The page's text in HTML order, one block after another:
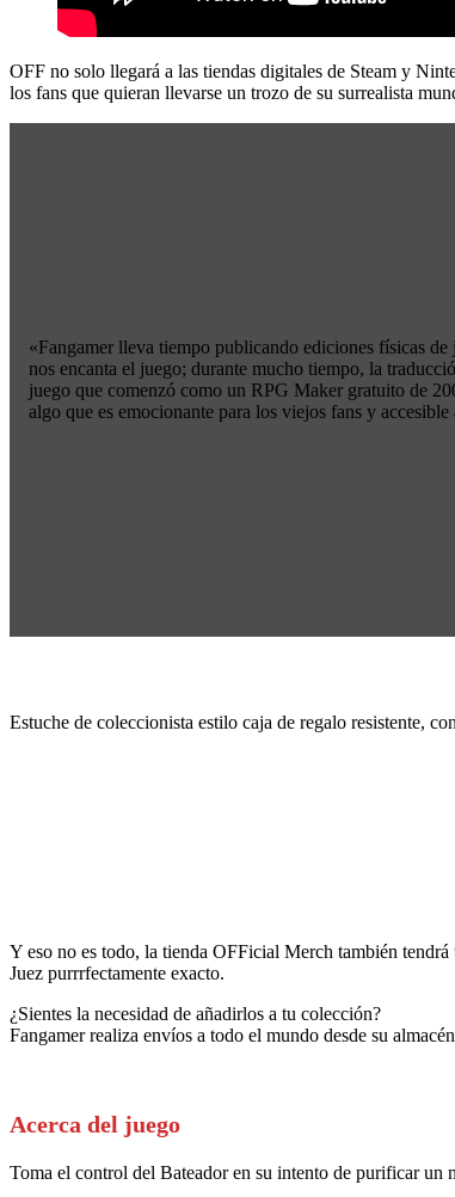
OFF no solo llegará a las tiendas digitales de Steam y
los fans que quieran llevarse un trozo de su surrealista
«Fangamer lleva tiempo publicando ediciones físicas
nos encanta el juego; durante mucho tiempo, la
juego que comenzó como un RPG Maker gratuito de
algo que es emocionante para los viejos fans y
Estuche de coleccionista estilo caja de regalo resistente,
Y eso no es todo, la tienda OFFicial Merch también
Juez purrrfectamente exacto.
¿Sientes la necesidad de añadirlos a tu colección?
Fangamer realiza envíos a todo el mundo desde su
Acerca del juego
Toma el control del Bateador en su intento de purificar un